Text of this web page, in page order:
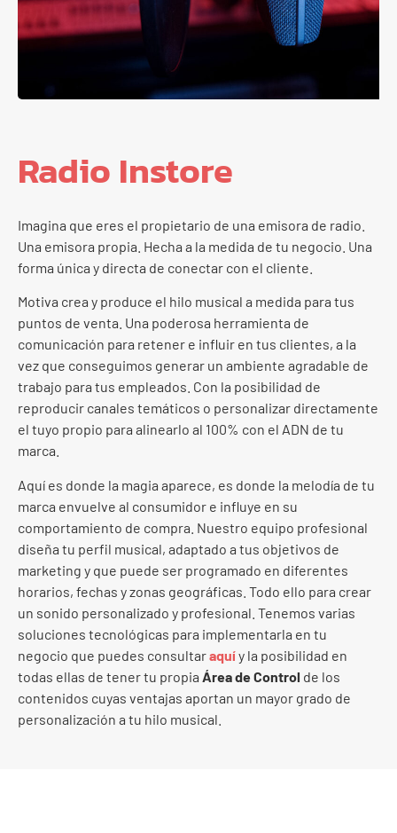
Radio Instore
Imagina que eres el propietario de una emisora de radio.
Una emisora propia. Hecha a la medida de tu negocio. Una
forma única y directa de conectar con el cliente.
Motiva crea y produce el hilo musical a medida para tus
puntos de venta. Una poderosa herramienta de
comunicación para retener e influir en tus clientes, a la
vez que conseguimos generar un ambiente agradable de
trabajo para tus empleados. Con la posibilidad de
reproducir canales temáticos o personalizar directamente
el tuyo propio para alinearlo al 100% con el ADN de tu
marca.
Aquí es donde la magia aparece, es donde la melodía de tu
marca envuelve al consumidor e influye en su
comportamiento de compra. Nuestro equipo profesional
diseña tu perfil musical, adaptado a tus objetivos de
marketing y que puede ser programado en diferentes
horarios, fechas y zonas geográficas. Todo ello para crear
un sonido personalizado y profesional. Tenemos varias
soluciones tecnológicas para implementarla en tu
negocio que puedes consultaraquíy la posibilidad en
todas ellas de tener tu propia Área de Control de los
contenidos cuyas ventajas aportan un mayor grado de
personalización a tu hilo musical.